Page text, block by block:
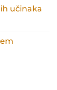
učinaka